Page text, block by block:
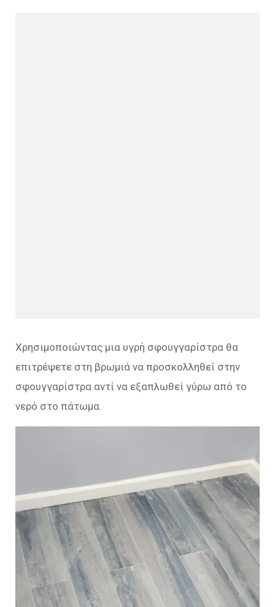
Χρησιμοποιώντας μια υγρή σφουγγαρίστρα θα
επιτρέψετε στη βρωμιά να προσκολληθεί στην
σφουγγαρίστρα αντί να εξαπλωθεί γύρω από το
νερό στο πάτωμα.